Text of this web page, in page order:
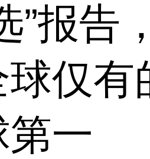
”报告
仅有
一